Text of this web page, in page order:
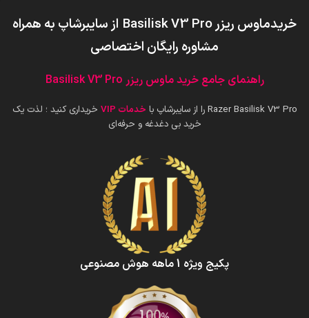
خریدماوس ریزر Basilisk V3 Pro
از سایبرشاپ به همراه
مشاوره رایگان اختصاصی
راهنمای جامع خرید ماوس ریزر Basilisk V3 Pro
Razer Basilisk V3 Pro را از سایبرشاپ با خدمات VIP
خریداری کنید ؛ لذت یک
خرید بی دغدغه و حرفه‌ای
پکیج ویژه 1 ماهه هوش‌ مصنوعی‌